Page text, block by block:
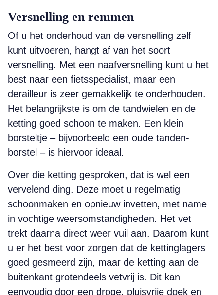
Versnelling en remmen
Of u het onderhoud van de versnelling zelf
kunt uitvoeren, hangt af van het soort
versnelling. Met een naafversnelling kunt u het
best naar een fietsspecialist, maar een
derailleur is zeer gemakkelijk te onderhouden.
Het belangrijkste is om de tandwielen en de
ketting goed schoon te maken. Een klein
borsteltje – ­bijvoorbeeld een oude tanden­
borstel – is hiervoor ideaal.
Over die ketting gesproken, dat is wel een
vervelend ding. Deze moet u regelmatig
schoonmaken en opnieuw invetten, met name
in vochtige weersomstandigheden. Het vet
trekt daarna direct weer vuil aan. Daarom kunt
u er het best voor zorgen dat de kettinglagers
goed gesmeerd zijn, maar de ketting aan de
buitenkant grotendeels vetvrij is. Dit kan
eenvoudig door een droge, pluisvrije doek en